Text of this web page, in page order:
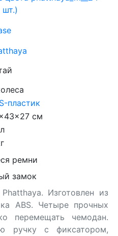
шт.)
пластик
см
ремни
замок
Изготовлен из
ABS. Четыре прочных
перемещать чемодан.
ручку с фиксатором,